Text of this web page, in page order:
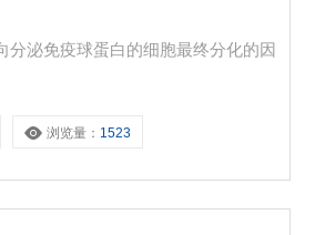
分泌免疫球蛋白的细胞最终分化的因
浏览量： 1523